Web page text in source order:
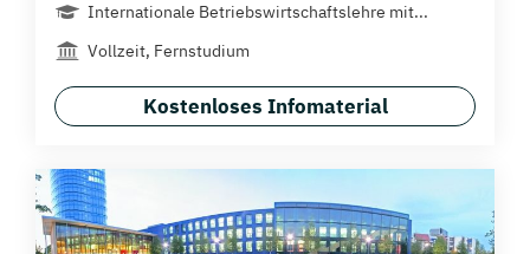
Internationale Betriebswirtschaftslehre mit...
Vollzeit, Fernstudium
Kostenloses Infomaterial